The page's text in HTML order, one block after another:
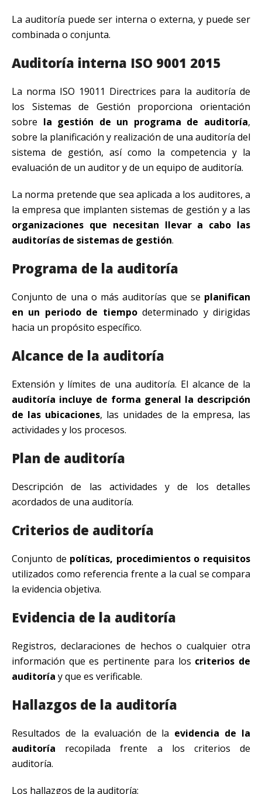
La auditoría puede ser interna o externa, y puede ser
combinada o conjunta.
Auditoría interna ISO 9001 2015
La norma ISO 19011 Directrices para la auditoría de
los Sistemas de Gestión proporciona orientación
sobre la gestión de un programa de auditoría,
sobre la planificación y realización de una auditoría del
sistema de gestión, así como la competencia y la
evaluación de un auditor y de un equipo de auditoría.
La norma pretende que sea aplicada a los auditores, a
la empresa que implanten sistemas de gestión y a las
organizaciones que necesitan llevar a cabo las
auditorías de sistemas de gestión.
Programa de la auditoría
Conjunto de una o más auditorías que se planifican
en un periodo de tiempodeterminado y dirigidas
hacia un propósito específico.
Alcance de la auditoría
Extensión y límites de una auditoría. El alcance de la
auditoría incluye de forma general la descripción
de las ubicaciones, las unidades de la empresa, las
actividades y los procesos.
Plan de auditoría
Descripción de las actividades y de los detalles
acordados de una auditoría.
Criterios de auditoría
Conjunto de políticas, procedimientos o requisitos
utilizados como referencia frente a la cual se compara
la evidencia objetiva.
Evidencia de la auditoría
Registros, declaraciones de hechos o cualquier otra
información que es pertinente para los criterios de
auditoría y que es verificable.
Hallazgos de la auditoría
Resultados de la evaluación de la evidencia de la
auditoría recopilada frente a los criterios de
auditoría.
Los hallazgos de la auditoría: